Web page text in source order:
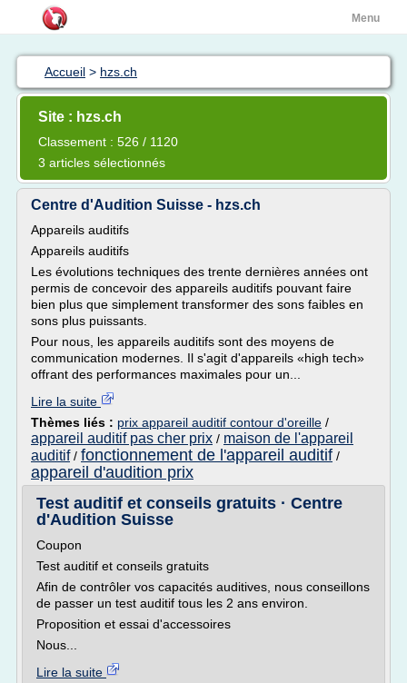
Menu
Accueil > hzs.ch
Site : hzs.ch
Classement : 526 / 1120
3 articles sélectionnés
Centre d'Audition Suisse - hzs.ch
Appareils auditifs
Appareils auditifs
Les évolutions techniques des trente dernières années ont
permis de concevoir des appareils auditifs pouvant faire
bien plus que simplement transformer des sons faibles en
sons plus puissants.
Pour nous, les appareils auditifs sont des moyens de
communication modernes. Il s'agit d'appareils «high tech»
offrant des performances maximales pour un...
Lire la suite
Thèmes liés : prix appareil auditif contour d'oreille /
appareil auditif pas cher prix / maison de l'appareil
auditif/ fonctionnement de l'appareil auditif /
appareil d'audition prix
Test auditif et conseils gratuits · Centre
d'Audition Suisse
Coupon
Test auditif et conseils gratuits
Afin de contrôler vos capacités auditives, nous conseillons
de passer un test auditif tous les 2 ans environ.
Proposition et essai d'accessoires
Nous...
Lire la suite